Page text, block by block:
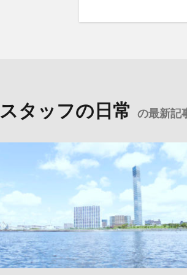
スタッフの日常 の最新記